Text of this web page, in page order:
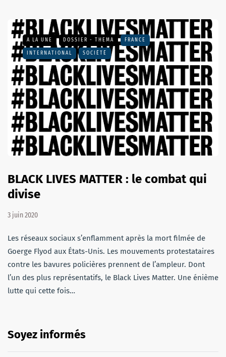
A LA UNE DOSSIER - THEMA FRANCE
INTERNATIONAL SOCIÉTÉ
BLACK LIVES MATTER : le combat qui
divise
3 juin 2020
Les réseaux sociaux s’enflamment après la mort filmée de
Goerge Flyod aux États-Unis. Les mouvements protestataires
contre les bavures policières prennent de l’ampleur. Dont
l’un des plus représentatifs, le Black Lives Matter. Une énième
lutte qui cette fois…
Soyez informés